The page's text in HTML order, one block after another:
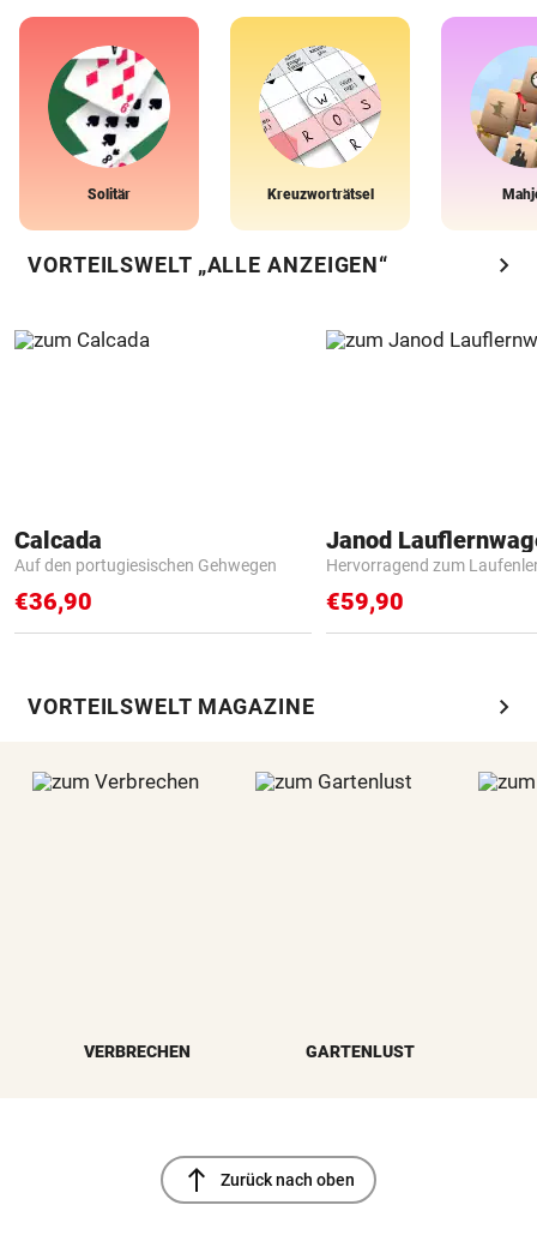
Solitär Kreuzworträtsel
VORTEILSWELT „ALLE ANZEIGEN“ chevron_right
Calcada
Auf den portugiesischen Gehwegen
€36,90
Janod
Hervorragend zum
€59,90
VORTEILSWELT MAGAZINE chevron_right
VERBRECHEN GARTENLUST
north Zurück nach oben